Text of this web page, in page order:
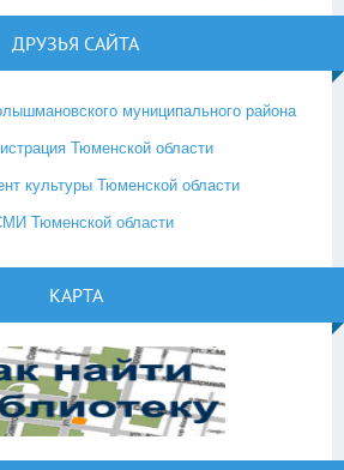
ДРУЗЬЯ САЙТА
муниципального района
Тюменской области
культуры Тюменской области
Тюменской области
КАРТА